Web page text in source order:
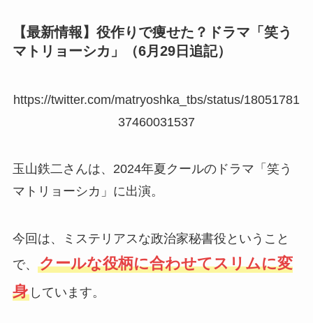
【最新情報】役作りで痩せた？ドラマ「笑う
マトリョーシカ」（6月29日追記）
https://twitter.com/matryoshka_tbs/status/18051781
37460031537
玉山鉄二さんは、2024年夏クールのドラマ「笑う
マトリョーシカ」に出演。
今回は、ミステリアスな政治家秘書役ということ
で、 クールな役柄に合わせてスリムに変
身しています。